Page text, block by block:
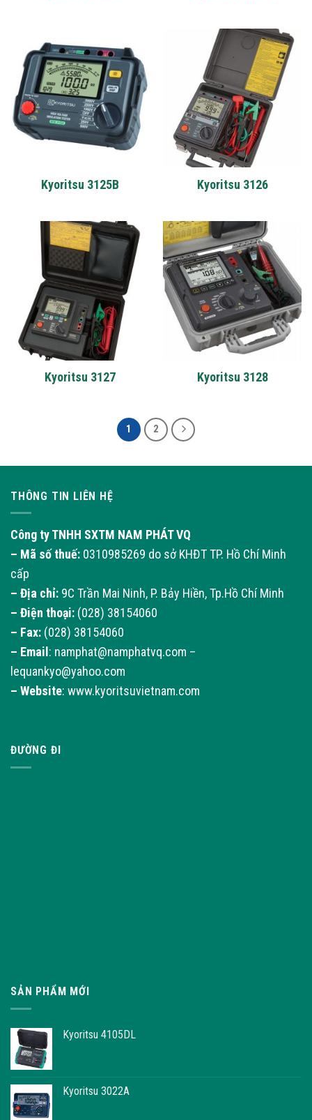
Kyoritsu 3125B Kyoritsu 3126
Kyoritsu 3127 Kyoritsu 3128
1 2
THÔNG TIN LIÊN HỆ
Công ty TNHH SXTM NAM PHÁT VQ
– Mã số thuế: 0310985269 do sở KHĐT TP. Hồ Chí Minh
cấp
– Địa chỉ: 9C Trần Mai Ninh, P. Bảy Hiền, Tp.Hồ Chí Minh
– Điện thoại: (028) 38154060
– Fax: (028) 38154060
– Email : namphat@namphatvq.com –
lequankyo@yahoo.com
– Website: www.kyoritsuvietnam.com
ĐƯỜNG ĐI
SẢN PHẨM MỚI
Kyoritsu 4105DL
Kyoritsu 3022A